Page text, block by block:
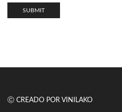
Ⓒ CREADO POR VINILAKO